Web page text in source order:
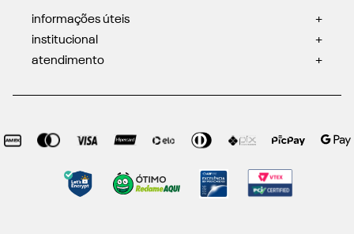
informações úteis
+
institucional
+
atendimento
+